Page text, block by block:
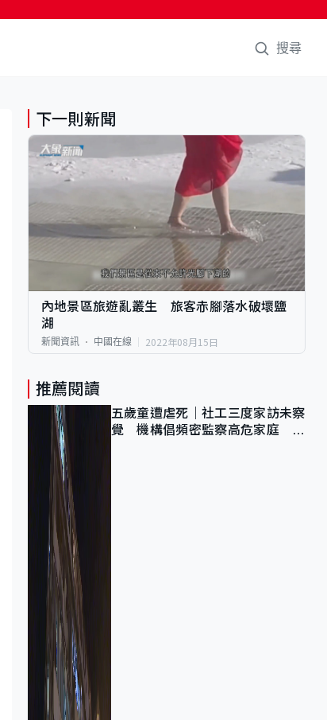
搜尋
下一則新聞
內地景區旅遊亂叢生 旅客赤腳落水破壞鹽
湖
新聞資訊 中國在線 2022年08月15日
推薦閱讀
五歲童遭虐死｜社工三度家訪未察
覺 機構倡頻密監察高危家庭 管